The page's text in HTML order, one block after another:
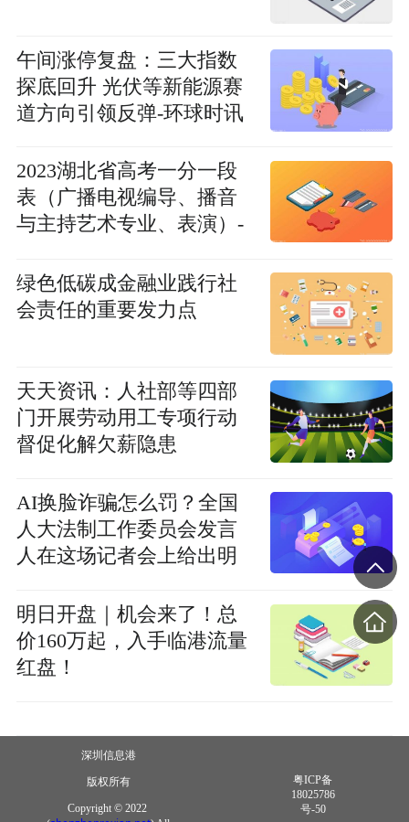
午间涨停复盘：三大指数
探底回升 光伏等新能源赛
道方向引领反弹-环球时讯
2023湖北省高考一分一段
表（广播电视编导、播音
与主持艺术专业、表演）-
绿色低碳成金融业践行社
会责任的重要发力点
天天资讯：人社部等四部
门开展劳动用工专项行动
督促化解欠薪隐患
AI换脸诈骗怎么罚？全国
人大法制工作委员会发言
人在这场记者会上给出明
明日开盘｜机会来了！总
价160万起，入手临港流量
红盘！
深圳信息港
版权所有
Copyright © 2022
粤ICP备
18025786
号-50